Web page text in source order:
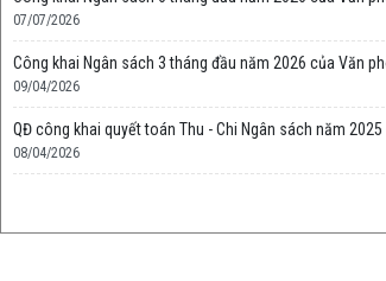
07/07/2026
Công khai Ngân sách 3 tháng đầu năm 2026 của Văn
09/04/2026
QĐ công khai quyết toán Thu - Chi Ngân sách năm
08/04/2026